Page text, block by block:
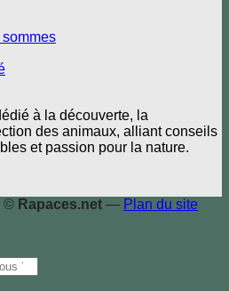
à la découverte, la
des animaux, alliant conseils
et passion pour la nature.
© Rapaces.net — Plan du site